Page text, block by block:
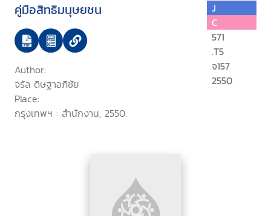
คู่มือสิทธิมนุษยชน
Author:
จรัล ดิษฐาอภิชัย
Place:
กรุงเทพฯ : สำนักงาน, 2550.
J
C
571
.T5
จ157
2550